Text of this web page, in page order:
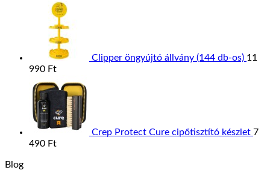
Clipper öngyújtó állvány (144 db-os) 11
990 Ft
Crep Protect Cure cipőtisztító készlet 7
490 Ft
Blog